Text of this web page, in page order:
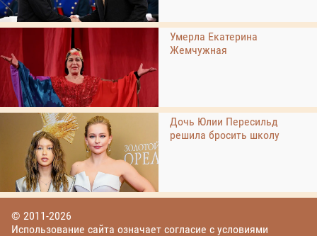
Умерла Екатерина
Жемчужная
Дочь Юлии Пересильд
решила бросить школу
© 2011-2026
Использование сайта означает согласие с условиями